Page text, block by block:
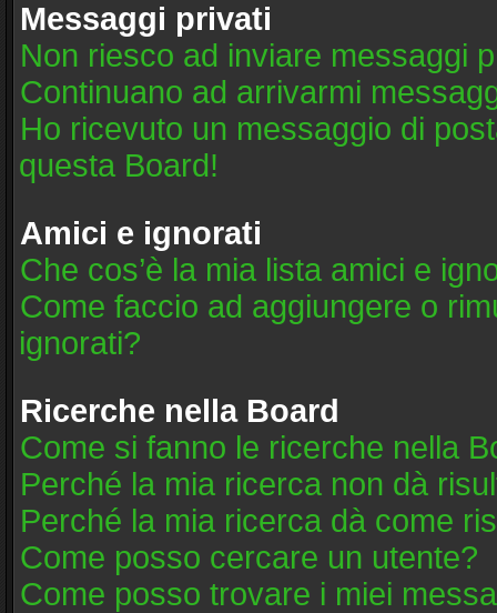
Messaggi privati
Non riesco ad inviare messaggi
Continuano ad arrivarmi
Ho ricevuto un messaggio di
questa Board!
Amici e ignorati
Che cos’è la mia lista amici e
Come faccio ad aggiungere o
ignorati?
Ricerche nella Board
Come si fanno le ricerche nella
Perché la mia ricerca non dà
Perché la mia ricerca dà come
Come posso cercare un utente?
Come posso trovare i miei